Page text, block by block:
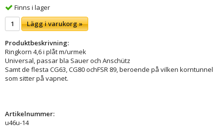
Finns i lager
Lägg i varukorg »
Produktbeskrivning:
Ringkorn 4,6 i plåt m/urmek
Universal, passar bla Sauer och Anschütz
Samt de flesta CG63, CG80 ochFSR 89, beroende på vilken korntunnel
som sitter på vapnet.
Artikelnummer:
u46u-14